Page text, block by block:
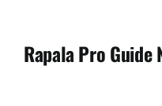
Rapala Pro Guide